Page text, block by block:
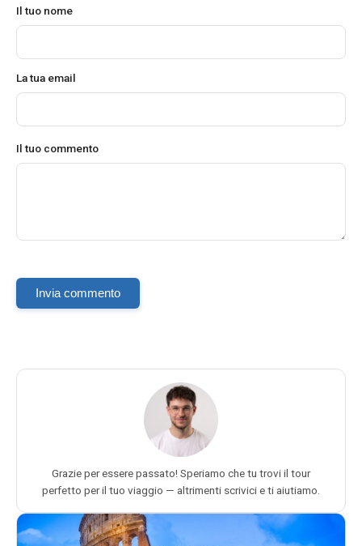
Il tuo nome
La tua email
Il tuo commento
Invia commento
Grazie per essere passato! Speriamo che tu trovi il tour
perfetto per il tuo viaggio — altrimenti scrivici e ti aiutiamo.